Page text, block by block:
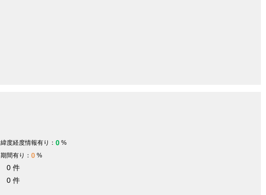
緯度経度情報有り： 0 %
期間有り： 0 %
0 件
0 件